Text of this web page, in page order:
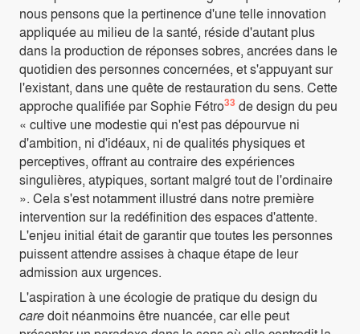
nous pensons que la pertinence d'une telle innovation
appliquée au milieu de la santé, réside d'autant plus
dans la production de réponses sobres, ancrées dans le
quotidien des personnes concernées, et s'appuyant sur
l'existant, dans une quête de restauration du sens. Cette
approche qualifiée par Sophie Fétro33 de design du peu
« cultive une modestie qui n'est pas dépourvue ni
d'ambition, ni d'idéaux, ni de qualités physiques et
perceptives, offrant au contraire des expériences
singulières, atypiques, sortant malgré tout de l'ordinaire
». Cela s'est notamment illustré dans notre première
intervention sur la redéfinition des espaces d'attente.
L'enjeu initial était de garantir que toutes les personnes
puissent attendre assises à chaque étape de leur
admission aux urgences.
L'aspiration à une écologie de pratique du design du
caredoit néanmoins être nuancée, car elle peut